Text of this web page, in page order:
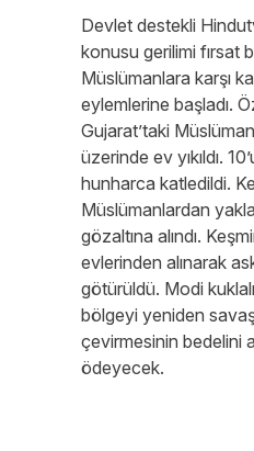
Devlet destekli
konusu gerilimi fırsat
Müslümanlara karşı
eylemlerine başladı.
Gujarat’taki
üzerinde ev yıkıldı.
hunharca katledildi.
Müslümanlardan
gözaltına alındı.
evlerinden alınarak
götürüldü. Modi
bölgeyi yeniden
çevirmesinin bedelini
ödeyecek.